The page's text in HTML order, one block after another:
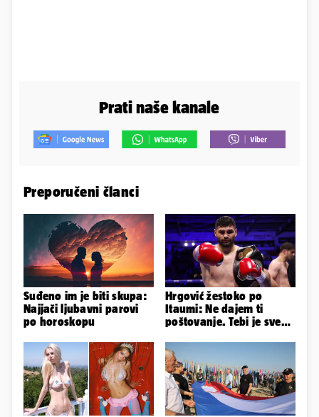
Prati naše kanale
Preporučeni članci
Suđeno im je biti skupa:
Najjači ljubavni parovi
po horoskopu
Hrgović žestoko po
Itaumi: Ne dajem ti
poštovanje. Tebi je sve
'zaboli'